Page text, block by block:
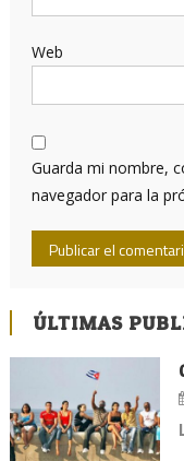
Web
Guarda mi nombre,
navegador para la
ÚLTIMAS